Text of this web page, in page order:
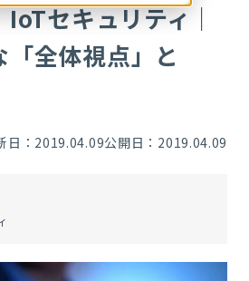
セキュリティ｜
全体視点」と
日：2019.04.09公開日：2019.04.09